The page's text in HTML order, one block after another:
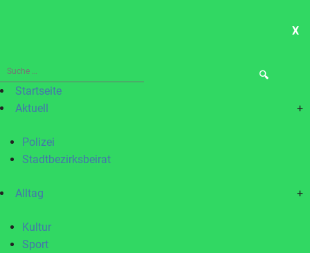
X
Suche
nach:Startseite
Aktuell
+
Polizei
Stadtbezirksbeirat
Alltag +
Kultur
Sport